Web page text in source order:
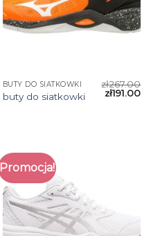
BUTY DO SIATKOWKI
buty do siatkowki
zł267.00
zł191.00
Promocja!